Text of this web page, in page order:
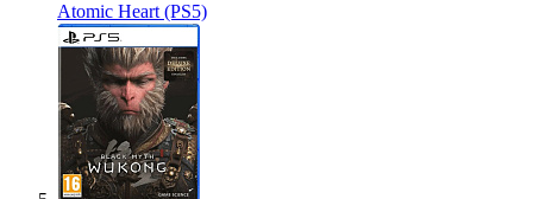
Atomic Heart (PS5)